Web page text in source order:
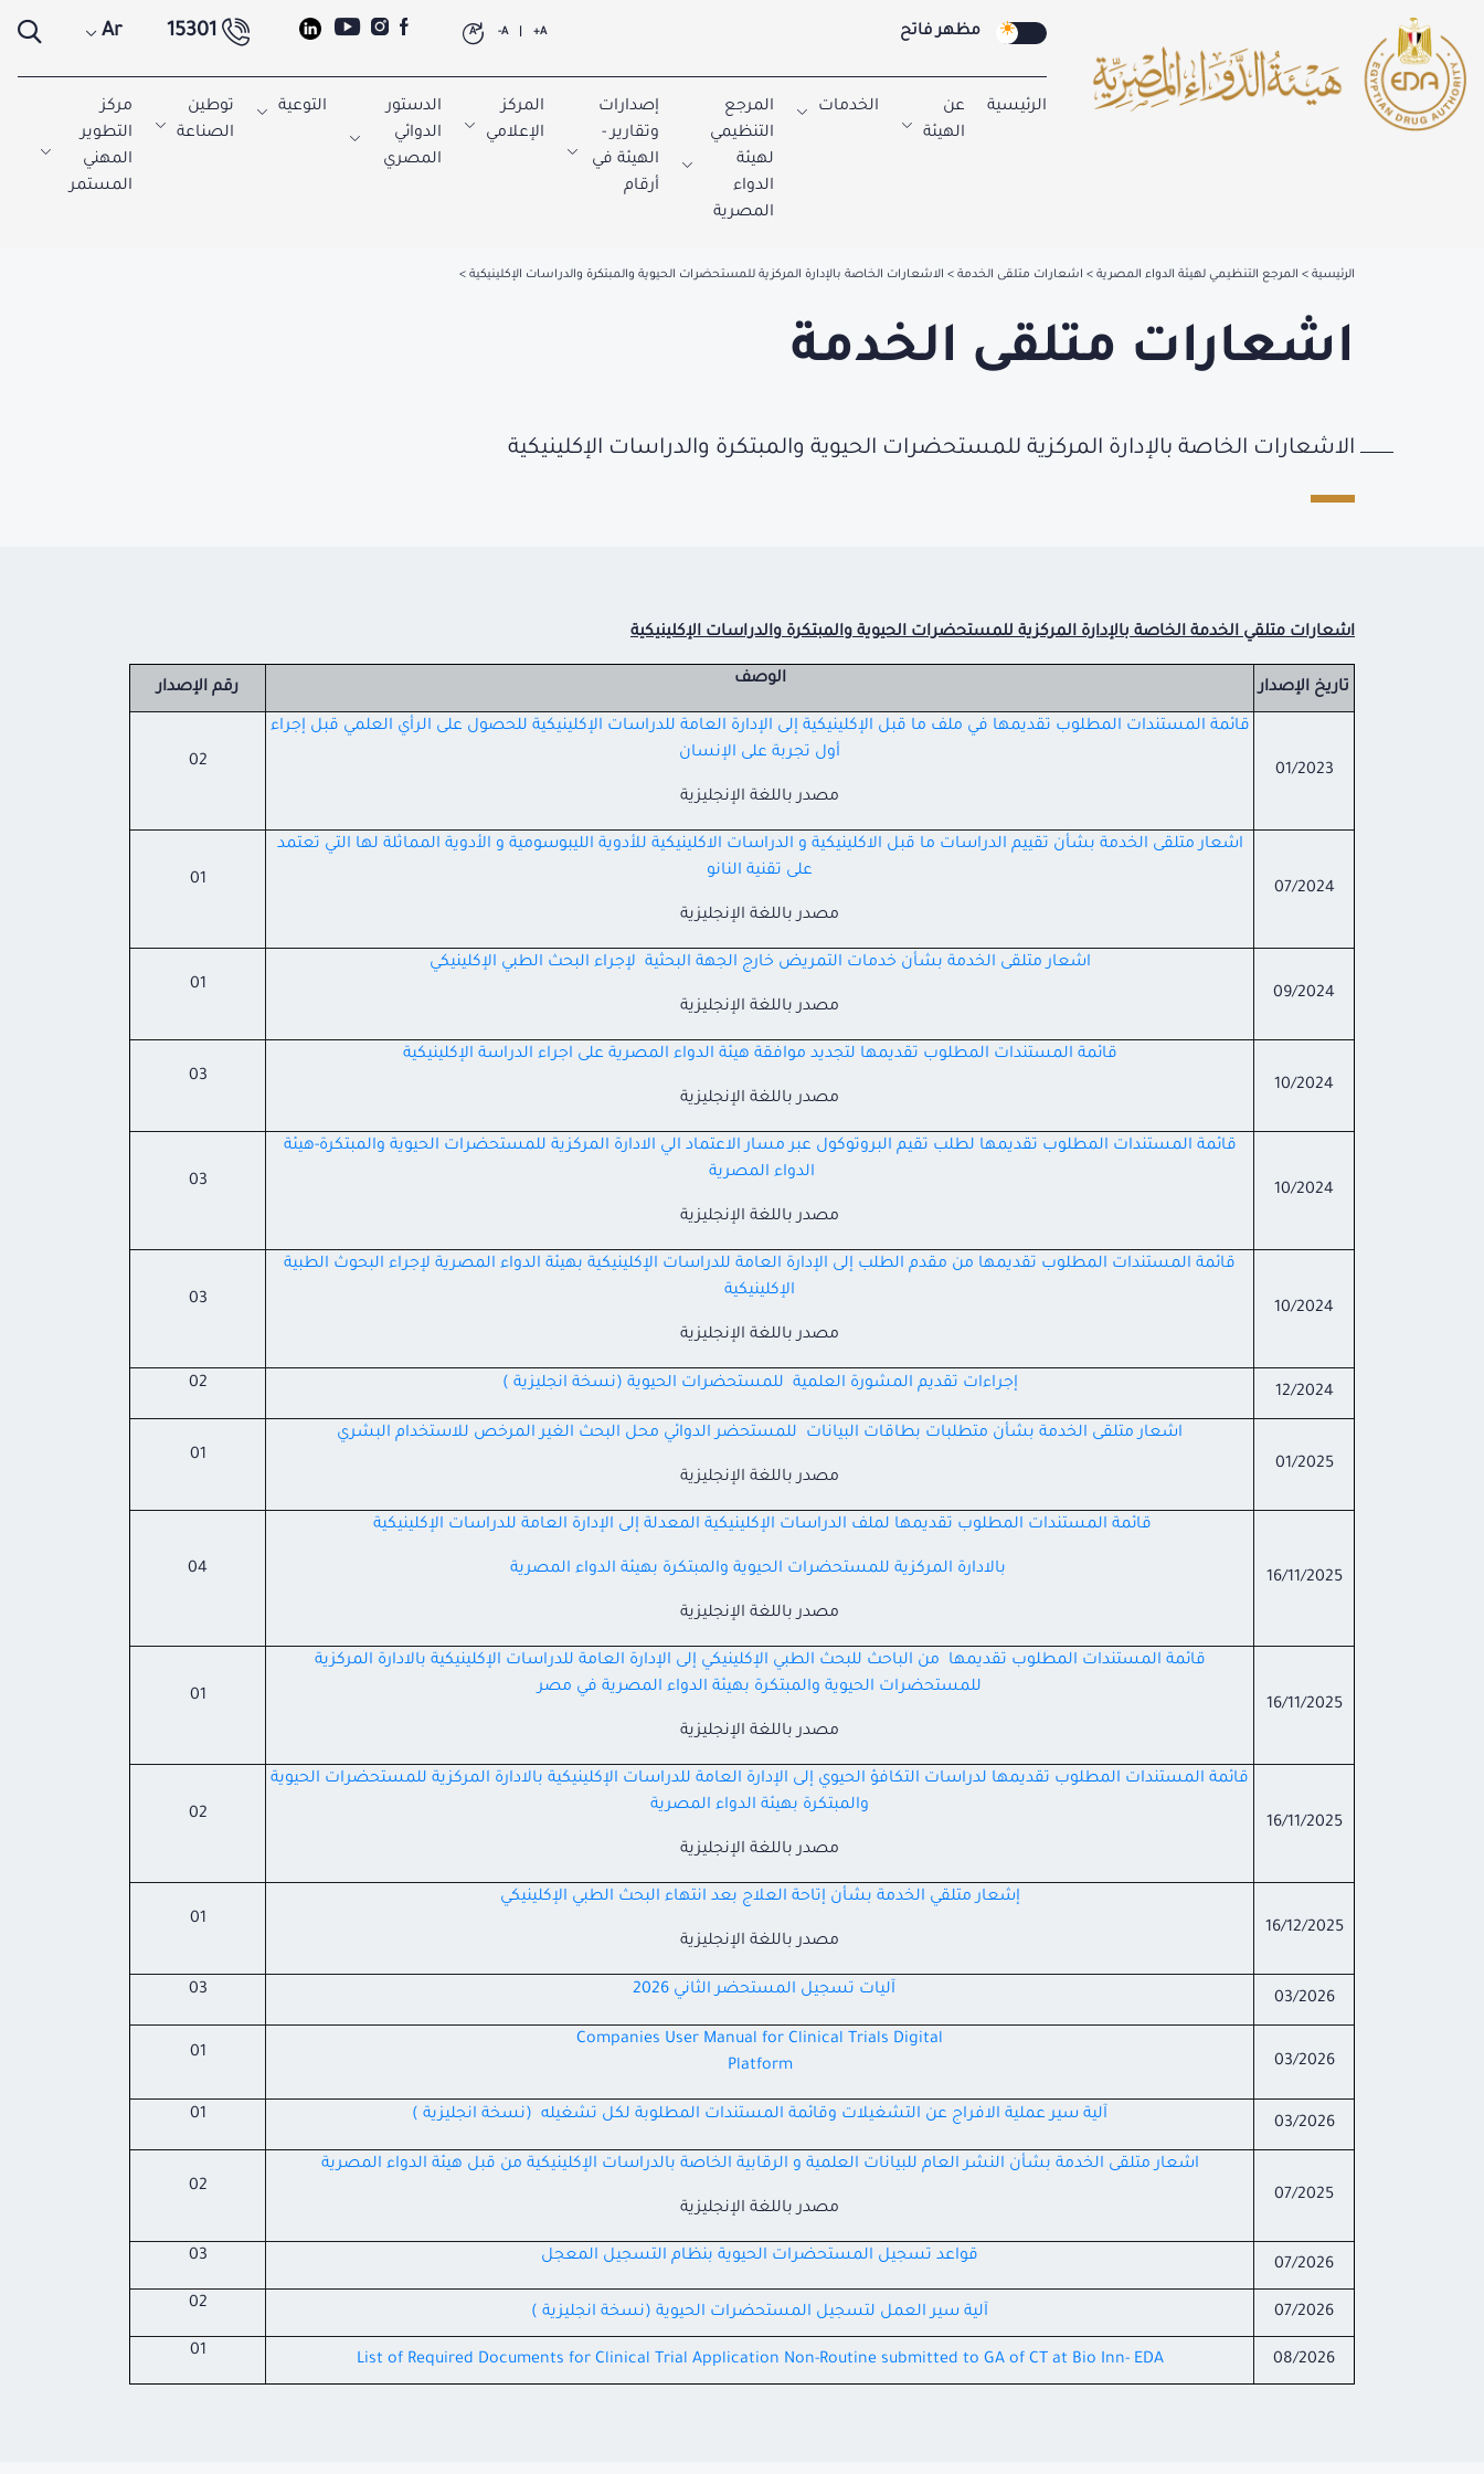
مظهر فاتح A+
A-
A
15301
Ar
الرئيسية
عن
الهيئة
الخدمات
المرجع
التنظيمي
لهيئة
الدواء
المصرية
إصدارات
وتقارير -
الهيئة في
أرقام
المركز
الإعلامي
الدستور
الدوائي
المصري
التوعية
توطين
الصناعة
مركز
التطوير
المهني
المستمر
الرئيسية المرجع التنظيمي لهيئة الدواء المصرية اشعارات متلقى الخدمة الاشعارات الخاصة بالإدارة المركزية للمستحضرات الحيوية والمبتكرة والدراسات الإكلينيكية
اشعارات متلقى الخدمة
الاشعارات الخاصة بالإدارة المركزية للمستحضرات الحيوية والمبتكرة والدراسات الإكلينيكية
اشعارات متلقي الخدمة الخاصة بالإدارة المركزية للمستحضرات الحيوية والمبتكرة والدراسات الإكلينيكية
تاريخ الإصدار الوصف رقم الإصدار
01/2023
قائمة المستندات المطلوب تقديمها في ملف ما قبل الإكلينيكية إلى الإدارة العامة للدراسات الإكلينيكية للحصول على الرأي العلمي قبل إجراء
أول تجربة على الإنسان
مصدر باللغة الإنجليزية
02
07/2024
اشعار متلقى الخدمة بشأن تقييم الدراسات ما قبل الاكلينيكية و الدراسات الاكلينيكية للأدوية الليبوسومية و الأدوية المماثلة لها التي تعتمد
على تقنية النانو
مصدر باللغة الإنجليزية
01
09/2024
اشعار متلقى الخدمة بشأن خدمات التمريض خارج الجهة البحثية لإجراء البحث الطبي الإكلينيكي
مصدر باللغة الإنجليزية
01
10/2024
قائمة المستندات المطلوب تقديمها لتجديد موافقة هيئة الدواء المصرية على اجراء الدراسة الإكلينيكية
مصدر باللغة الإنجليزية
03
10/2024
قائمة المستندات المطلوب تقديمها لطلب تقيم البروتوكول عبر مسار الاعتماد الي الادارة المركزية للمستحضرات الحيوية والمبتكرة-هيئة
الدواء المصرية
مصدر باللغة الإنجليزية
03
10/2024
قائمة المستندات المطلوب تقديمها من مقدم الطلب إلى الإدارة العامة للدراسات الإكلينيكية بهيئة الدواء المصرية لإجراء البحوث الطبية
الإكلينيكية
مصدر باللغة الإنجليزية
03
12/2024 إجراءات تقديم المشورة العلمية للمستحضرات الحيوية (نسخة انجليزية ) 02
01/2025
اشعار متلقى الخدمة بشأن متطلبات بطاقات البيانات للمستحضر الدوائي محل البحث الغير المرخص للاستخدام البشري
مصدر باللغة الإنجليزية
01
16/11/2025
قائمة المستندات المطلوب تقديمها لملف الدراسات الإكلينيكية المعدلة إلى الإدارة العامة للدراسات الإكلينيكية
بالادارة المركزية للمستحضرات الحيوية والمبتكرة بهيئة الدواء المصرية
مصدر باللغة الإنجليزية
04
16/11/2025
قائمة المستندات المطلوب تقديمها من الباحث للبحث الطبي الإكلينيكي إلى الإدارة العامة للدراسات الإكلينيكية بالادارة المركزية
للمستحضرات الحيوية والمبتكرة بهيئة الدواء المصرية في مصر
مصدر باللغة الإنجليزية
01
16/11/2025
قائمة المستندات المطلوب تقديمها لدراسات التكافؤ الحيوي إلى الإدارة العامة للدراسات الإكلينيكية بالادارة المركزية للمستحضرات الحيوية
والمبتكرة بهيئة الدواء المصرية
مصدر باللغة الإنجليزية
02
16/12/2025
إشعار متلقي الخدمة بشأن إتاحة العلاج بعد انتهاء البحث الطبي الإكلينيكي
مصدر باللغة الإنجليزية
01
03/2026 آليات تسجيل المستحضر الثاني 2026 03
03/2026
Companies User Manual for Clinical Trials Digital
Platform
01
03/2026 آلية سير عملية الافراج عن التشغيلات وقائمة المستندات المطلوبة لكل تشغيله (نسخة انجليزية ) 01
07/2025
اشعار متلقى الخدمة بشأن النشر العام للبيانات العلمية و الرقابية الخاصة بالدراسات الإكلينيكية من قبل هيئة الدواء المصرية
مصدر باللغة الإنجليزية
02
07/2026 قواعد تسجيل المستحضرات الحيوية بنظام التسجيل المعجل 03
07/2026 آلية سير العمل لتسجيل المستحضرات الحيوية (نسخة انجليزية ) 02
08/2026
List of Required Documents for Clinical Trial Application Non-Routine submitted to GA of CT at Bio Inn- EDA
01